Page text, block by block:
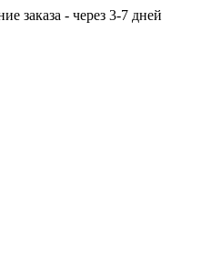
заказа - через 3-7 дней